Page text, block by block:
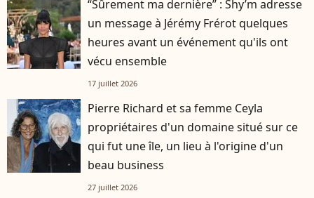
“Sûrement ma dernière” : Shy’m adresse
un message à Jérémy Frérot quelques
heures avant un événement qu'ils ont
vécu ensemble
17 juillet 2026
Pierre Richard et sa femme Ceyla
propriétaires d'un domaine situé sur ce
qui fut une île, un lieu à l'origine d'un
beau business
27 juillet 2026